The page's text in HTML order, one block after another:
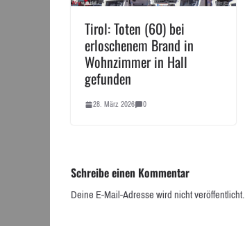
Tirol: Toten (60) bei
erloschenem Brand in
Wohnzimmer in Hall
gefunden
28. März 2026 0
Schreibe einen Kommentar
Deine E-Mail-Adresse wird nicht veröffentlicht.